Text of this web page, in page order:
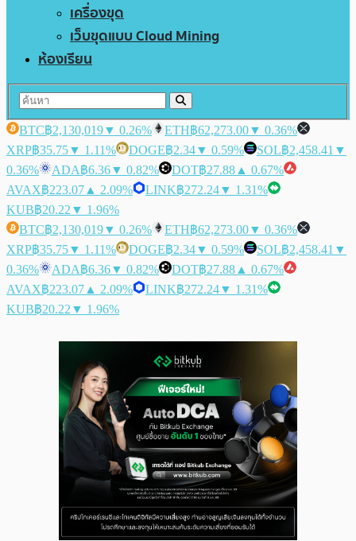
เครื่องขุด
เว็บขุดแบบ Cloud Mining
ห้องเรียน
BTC฿2,130,019▼ 0.26% ETH฿62,273.00▼ 0.36%
XRP฿35.75▼ 1.11% DOGE฿2.34▼ 0.59% SOL฿2,458.41 ▼
0.36%
ADA฿6.36▼ 0.82% DOT฿27.88 ▲ 0.67%
AVAX฿223.07 ▲ 2.09% LINK฿272.24▼ 1.31%
KUB฿20.22 ▼ 1.96%
BTC฿2,130,019▼ 0.26% ETH฿62,273.00▼ 0.36%
XRP฿35.75▼ 1.11% DOGE฿2.34▼ 0.59% SOL฿2,458.41 ▼
0.36%
ADA฿6.36▼ 0.82% DOT฿27.88 ▲ 0.67%
AVAX฿223.07 ▲ 2.09% LINK฿272.24▼ 1.31%
KUB฿20.22 ▼ 1.96%